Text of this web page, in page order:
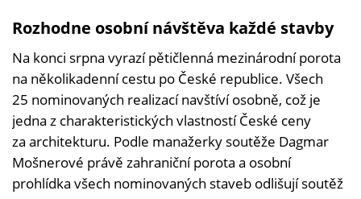
Rozhodne osobní návštěva každé stavby
Na konci srpna vyrazí pětičlenná mezinárodní porota
na několikadenní cestu po České republice. Všech
25 nominovaných realizací navštíví osobně, což je
jedna z charakteristických vlastností České ceny
za architekturu. Podle manažerky soutěže Dagmar
Mošnerové právě zahraniční porota a osobní
prohlídka všech nominovaných staveb odlišují soutěž